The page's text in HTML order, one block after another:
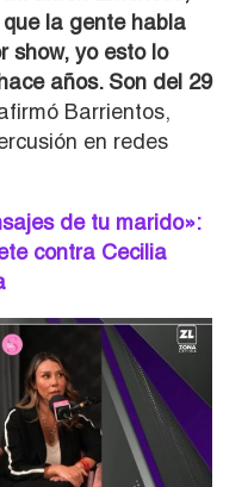
la gente habla
show, yo esto lo
años. Son del 29
Barrientos,
en redes
de tu marido»:
contra Cecilia